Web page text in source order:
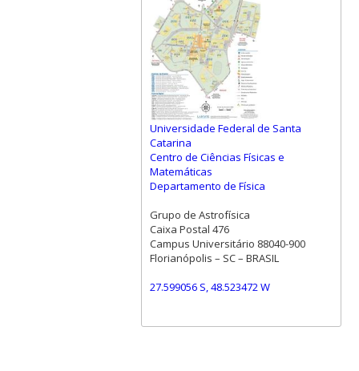
Universidade Federal de Santa
Catarina
Centro de Ciências Físicas e
Matemáticas
Departamento de Física
Grupo de Astrofísica
Caixa Postal 476
Campus Universitário 88040-900
Florianópolis – SC – BRASIL
27.599056 S, 48.523472 W